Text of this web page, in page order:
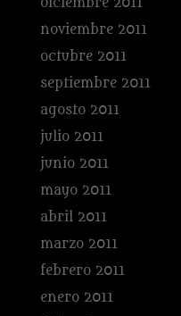
diciembre 2011
noviembre 2011
octubre 2011
septiembre 2011
agosto 2011
julio 2011
junio 2011
mayo 2011
abril 2011
marzo 2011
febrero 2011
enero 2011